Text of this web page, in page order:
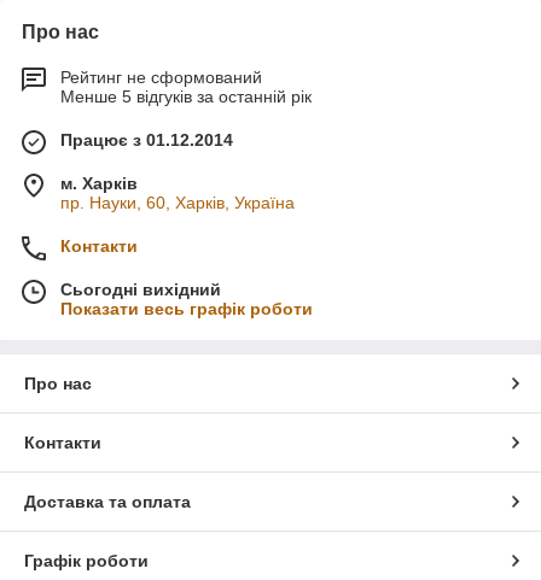
Про нас
Рейтинг не сформований
Менше 5 відгуків за останній рік
Працює з 01.12.2014
м. Харків
пр. Науки, 60, Харків, Україна
Контакти
Сьогодні вихідний
Показати весь графік роботи
Про нас
Контакти
Доставка та оплата
Графік роботи